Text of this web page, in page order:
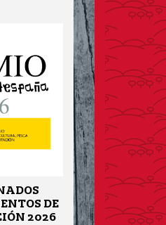
DE
2026